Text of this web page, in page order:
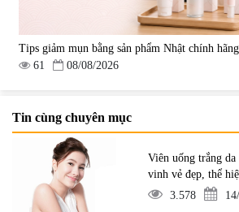
Tips giảm mụn bằng sản phẩm Nhật chính hãng
61
08/08/2026
Tin cùng chuyên mục
Viên uống trắng
vinh vẻ đẹp, thể
3.578